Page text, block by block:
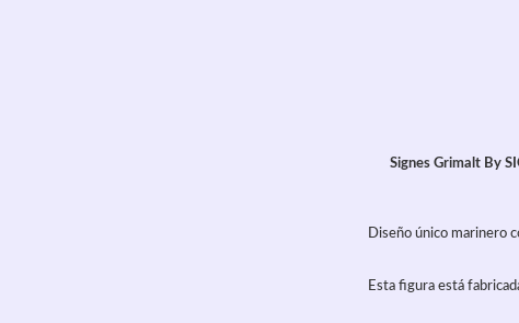
Signes Grimalt By
Diseño único marinero
Esta figura está